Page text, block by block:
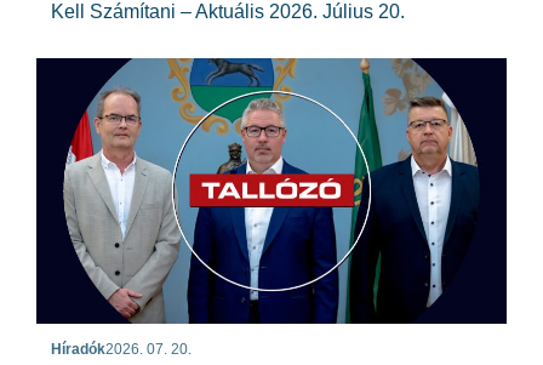
Kell Számítani – Aktuális 2026. Július 20.
Híradók2026. 07. 20.